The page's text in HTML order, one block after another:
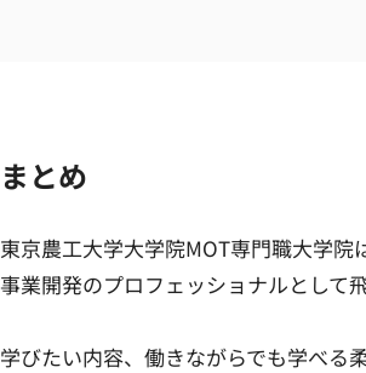
まとめ
東京農工大学大学院MOT専門職大学
事業開発のプロフェッショナルとして
学びたい内容、働きながらでも学べる